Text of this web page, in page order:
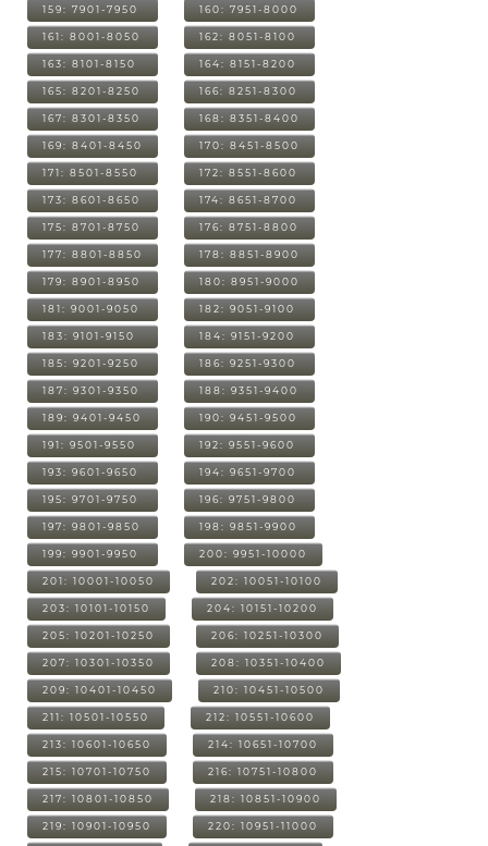
159: 7901-7950 160: 7951-8000
161: 8001-8050 162: 8051-8100
163: 8101-8150 164: 8151-8200
165: 8201-8250 166: 8251-8300
167: 8301-8350 168: 8351-8400
169: 8401-8450 170: 8451-8500
171: 8501-8550 172: 8551-8600
173: 8601-8650 174: 8651-8700
175: 8701-8750 176: 8751-8800
177: 8801-8850 178: 8851-8900
179: 8901-8950 180: 8951-9000
181: 9001-9050 182: 9051-9100
183: 9101-9150 184: 9151-9200
185: 9201-9250 186: 9251-9300
187: 9301-9350 188: 9351-9400
189: 9401-9450 190: 9451-9500
191: 9501-9550 192: 9551-9600
193: 9601-9650 194: 9651-9700
195: 9701-9750 196: 9751-9800
197: 9801-9850 198: 9851-9900
199: 9901-9950 200: 9951-10000
201: 10001-10050 202: 10051-10100
203: 10101-10150 204: 10151-10200
205: 10201-10250 206: 10251-10300
207: 10301-10350 208: 10351-10400
209: 10401-10450 210: 10451-10500
211: 10501-10550 212: 10551-10600
213: 10601-10650 214: 10651-10700
215: 10701-10750 216: 10751-10800
217: 10801-10850 218: 10851-10900
219: 10901-10950 220: 10951-11000